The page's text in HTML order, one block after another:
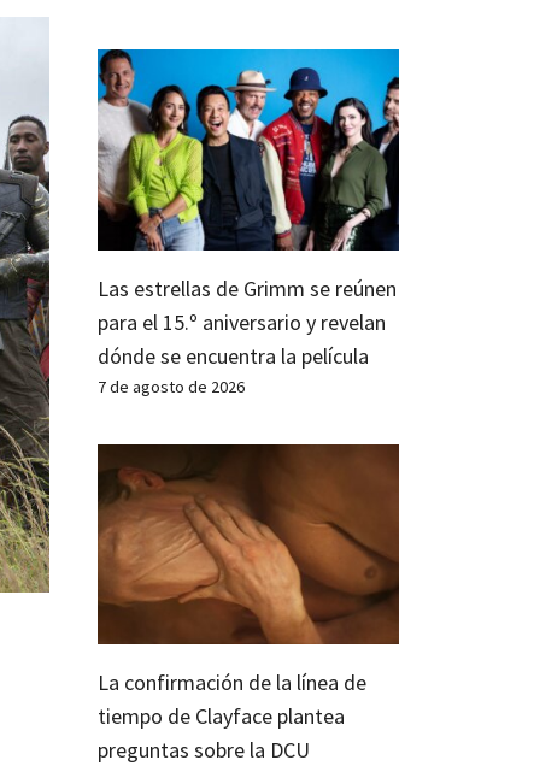
Las estrellas de Grimm se reúnen
para el 15.º aniversario y revelan
dónde se encuentra la película
7 de agosto de 2026
La confirmación de la línea de
tiempo de Clayface plantea
preguntas sobre la DCU